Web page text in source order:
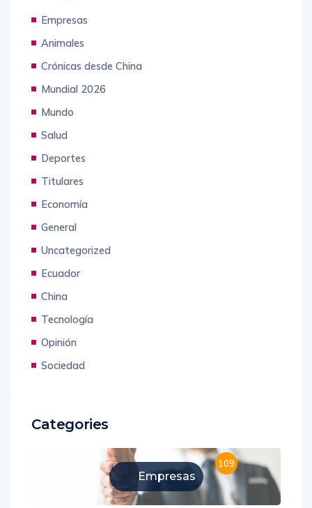
Empresas
Animales
Crónicas desde China
Mundial 2026
Mundo
Salud
Deportes
Titulares
Economía
General
Uncategorized
Ecuador
China
Tecnología
Opinión
Sociedad
Categories
Empresas
109